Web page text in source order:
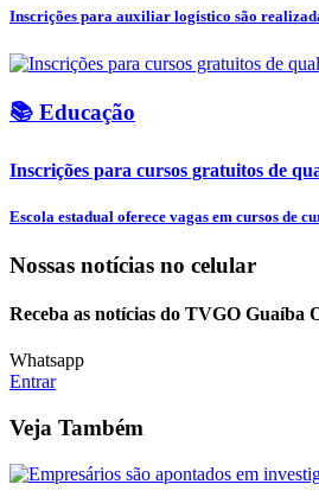
Inscrições para auxiliar logístico são
📚 Educação
Inscrições para cursos gratuitos de
Escola estadual oferece vagas em cursos de
Nossas notícias no celular
Receba as notícias do TVGO Guaíba
Whatsapp
Entrar
Veja Também